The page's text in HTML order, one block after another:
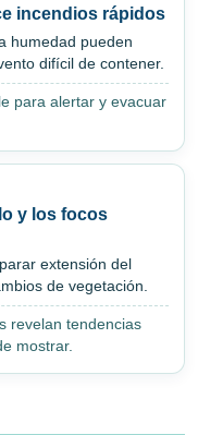
incendios rápidos
humedad pueden
difícil de contener.
para alertar y evacuar
y los focos
extensión del
de vegetación.
revelan tendencias
mostrar.